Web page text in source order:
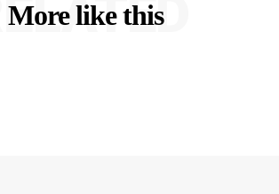
More like this
RELATED